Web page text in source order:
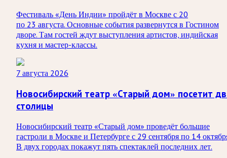
Фестиваль «День Индии» пройдёт в Москве с 20
по 23 августа. Основные события развернутся в Гостином
дворе. Там гостей ждут выступления артистов, индийская
кухня и мастер-классы.
7 августа 2026
Новосибирский театр «Старый дом» посетит
столицы
Новосибирский театр «Старый дом» проведёт большие
гастроли в Москве и Петербурге с 29 сентября по 14
В двух городах покажут пять спектаклей последних лет.